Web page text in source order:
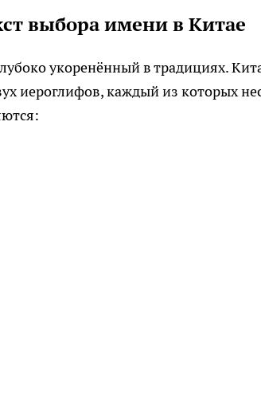
выбора имени в Китае
укоренённый в традициях.
иероглифов, каждый из которых